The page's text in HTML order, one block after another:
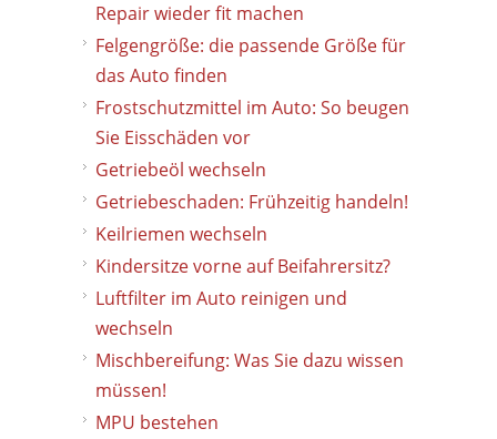
Repair wieder fit machen
Felgengröße: die passende Größe für
das Auto finden
Frostschutzmittel im Auto: So beugen
Sie Eisschäden vor
Getriebeöl wechseln
Getriebeschaden: Frühzeitig handeln!
Keilriemen wechseln
Kindersitze vorne auf Beifahrersitz?
Luftfilter im Auto reinigen und
wechseln
Mischbereifung: Was Sie dazu wissen
müssen!
MPU bestehen